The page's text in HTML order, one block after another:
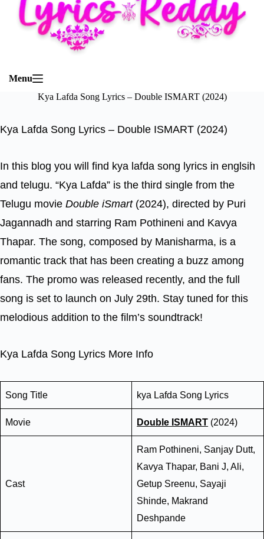
Menu
Kya Lafda Song Lyrics – Double ISMART (2024)
Kya Lafda Song Lyrics – Double ISMART (2024)
In this blog you will find kya lafda song lyrics in englsih
and telugu. “Kya Lafda” is the third single from the
Telugu movie Double iSmart(2024), directed by Puri
Jagannadh and starring Ram Pothineni and Kavya
Thapar. The song, composed by Manisharma, is a
romantic track that has been creating a buzz among
fans. The promo was released recently, and the full
song is set to launch on July 29th. Stay tuned for this
melodious addition to the film’s soundtrack!
Kya Lafda Song Lyrics More Info
Song Title kya Lafda Song Lyrics
Movie Double ISMART (2024)
Cast
Ram Pothineni, Sanjay Dutt,
Kavya Thapar, Bani J, Ali,
Getup Sreenu, Sayaji
Shinde, Makrand
Deshpande